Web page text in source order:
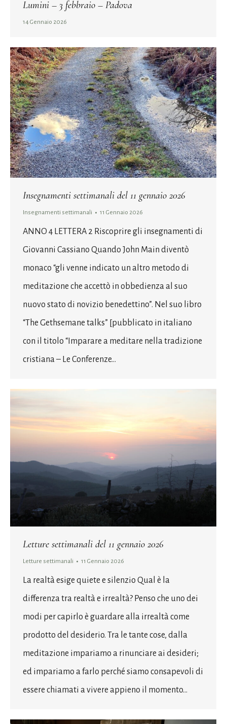
Lumini – 3 febbraio – Padova
14 Gennaio 2026
Insegnamenti settimanali del 11 gennaio 2026
Insegnamenti settimanali 11 Gennaio 2026
ANNO 4 LETTERA 2 Riscoprire gli insegnamenti di
Giovanni Cassiano Quando John Main diventò
monaco “gli venne indicato un altro metodo di
meditazione che accettò in obbedienza al suo
nuovo stato di novizio benedettino”. Nel suo libro
“The Gethsemane talks” [pubblicato in italiano
con il titolo “Imparare a meditare nella tradizione
cristiana – Le Conferenze…
Letture settimanali del 11 gennaio 2026
Letture settimanali 11 Gennaio 2026
La realtà esige quiete e silenzio Qual è la
differenza tra realtà e irrealtà? Penso che uno dei
modi per capirlo è guardare alla irrealtà come
prodotto del desiderio. Tra le tante cose, dalla
meditazione impariamo a rinunciare ai desideri;
ed impariamo a farlo perché siamo consapevoli di
essere chiamati a vivere appieno il momento…